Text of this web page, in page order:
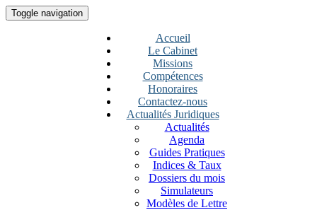
Toggle navigation
Accueil
Le Cabinet
Missions
Compétences
Honoraires
Contactez-nous
Actualités Juridiques
Actualités
Agenda
Guides Pratiques
Indices & Taux
Dossiers du mois
Simulateurs
Modèles de Lettre